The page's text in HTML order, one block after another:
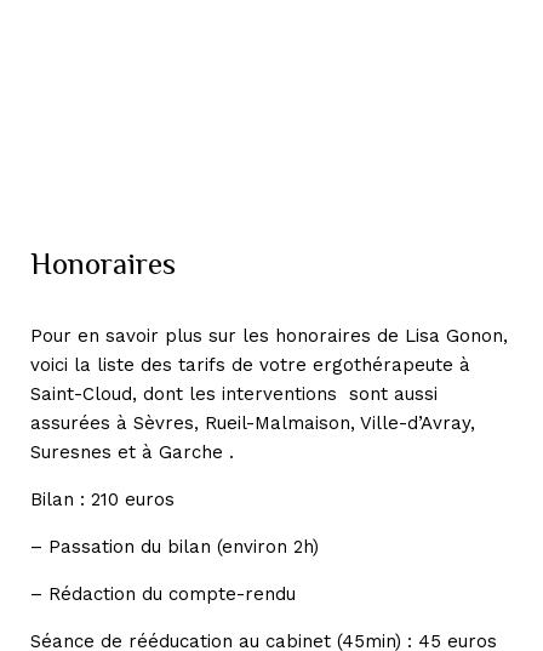
Honoraires
Pour en savoir plus sur les honoraires de Lisa Gonon,
voici la liste des tarifs de votre ergothérapeute à
Saint-Cloud, dont les interventions
sont aussi
assurées à Sèvres, Rueil-Malmaison, Ville-d’Avray,
Suresnes et à Garche .
Bilan : 210 euros
– Passation du bilan (environ 2h)
– Rédaction du compte-rendu
Séance de rééducation au cabinet (45min) : 45 euros